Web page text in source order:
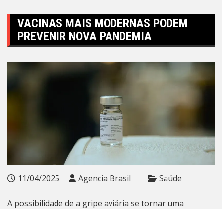
VACINAS MAIS MODERNAS PODEM
PREVENIR NOVA PANDEMIA
11/04/2025 Agencia Brasil Saúde
A possibilidade de a gripe aviária se tornar uma